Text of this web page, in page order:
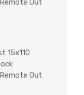
Out
15x110
Out